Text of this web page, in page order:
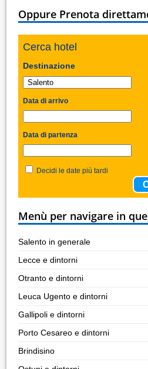
Oppure Prenota
Cerca hotel
Destinazione
Data di arrivo
Data di partenza
Decidi le date più tardi
Menù per navigare in
Salento in generale
Lecce e dintorni
Otranto e dintorni
Leuca Ugento e dintorni
Gallipoli e dintorni
Porto Cesareo e dintorni
Brindisino